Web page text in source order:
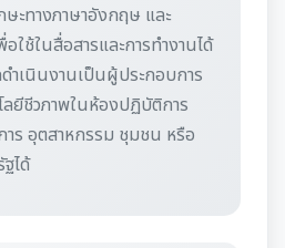
ะทางภาษาอังกฤษ และ
ใช้ในสื่อสารและการทํางานได้
าเนินงานเป็นผู้ประกอบการ
ยีชีวภาพในห้องปฏิบัติการ
ร อุตสาหกรรม ชุมชน หรือ
ได้